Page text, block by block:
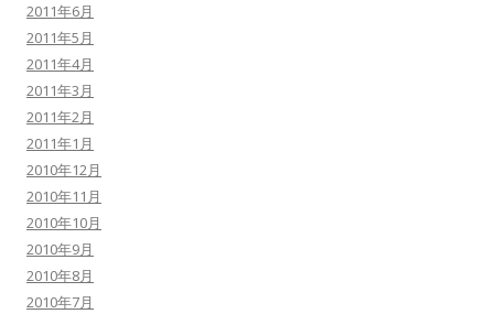
2011年6月
2011年5月
2011年4月
2011年3月
2011年2月
2011年1月
2010年12月
2010年11月
2010年10月
2010年9月
2010年8月
2010年7月